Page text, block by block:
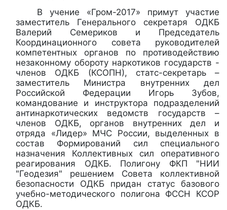
В учение «Гром-2017» примут участие
заместитель Генерального секретаря ОДКБ
Валерий Семериков и Председатель
Координационного совета руководителей
компетентных органов по противодействию
незаконному обороту наркотиков государств -
членов ОДКБ (КСОПН), статс-секретарь –
заместитель Министра внутренних дел
Российской Федерации Игорь Зубов,
командование и инструктора подразделений
антинаркотических ведомств государств –
членов ОДКБ, органов внутренних дел и
отряда «Лидер» МЧС России, выделенных в
состав Формирований сил специального
назначения Коллективных сил оперативного
реагирования ОДКБ. Полигону ФКП "НИИ
"Геодезия" решением Совета коллективной
безопасности ОДКБ придан статус базового
учебно-методического полигона ФССН КСОР
ОДКБ.